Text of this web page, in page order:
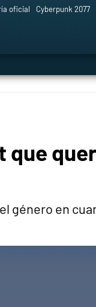
oficial Cyberpunk 2077
que
género en